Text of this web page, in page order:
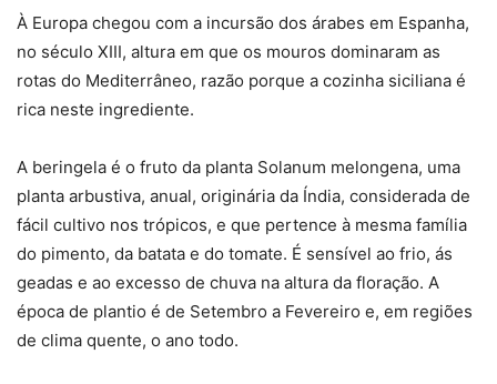
À Europa chegou com a incursão dos árabes em Espanha,
no século XIII, altura em que os mouros dominaram as
rotas do Mediterrâneo, razão porque a cozinha siciliana é
rica neste ingrediente.
A beringela é o fruto da planta Solanum melongena, uma
planta arbustiva, anual, originária da Índia, considerada de
fácil cultivo nos trópicos, e que pertence à mesma família
do pimento, da batata e do tomate. É sensível ao frio, ás
geadas e ao excesso de chuva na altura da floração. A
época de plantio é de Setembro a Fevereiro e, em regiões
de clima quente, o ano todo.